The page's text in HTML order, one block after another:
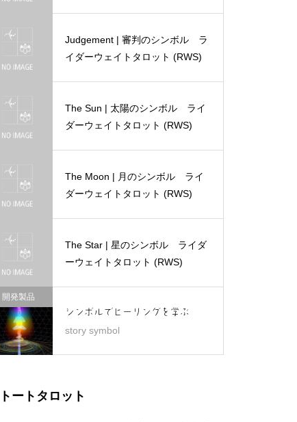
Judgement | 審判のシンボル ラ
イダーウェイトタロット (RWS)
The Sun | 太陽のシンボル ライ
ダーウェイトタロット (RWS)
The Moon | 月のシンボル ライ
ダーウェイトタロット (RWS)
The Star | 星のシンボル ライダ
ーウェイトタロット (RWS)
開発製品
シンボルでヒーリングを学ぶ
story symbol
トートタロット